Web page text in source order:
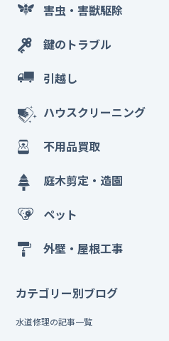
害虫・害獣駆除
鍵のトラブル
引越し
ハウスクリーニング
不用品買取
庭木剪定・造園
ペット
外壁・屋根工事
カテゴリー別ブログ
水道修理の記事一覧